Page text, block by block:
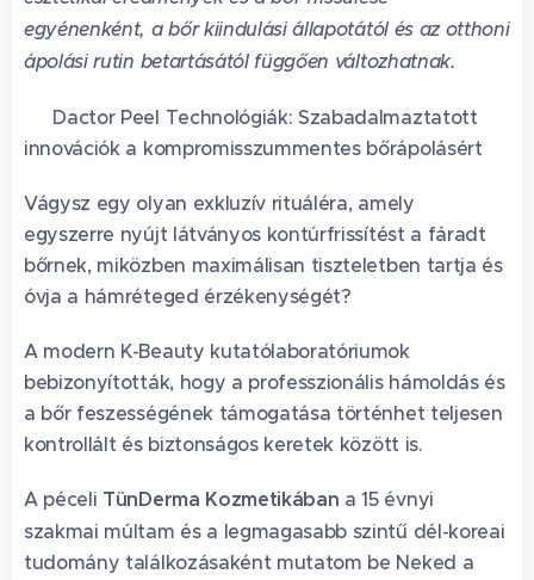
egyénenként, a bőr kiindulási állapotától és az otthoni
ápolási rutin betartásától függően változhatnak.
🔬 Dactor Peel Technológiák: Szabadalmaztatott
innovációk a kompromisszummentes bőrápolásért
Vágysz egy olyan exkluzív rituáléra, amely
egyszerre nyújt látványos kontúrfrissítést a fáradt
bőrnek, miközben maximálisan tiszteletben tartja és
óvja a hámréteged érzékenységét? 🤔
A modern K-Beauty kutatólaboratóriumok
bebizonyították, hogy a professzionális hámoldás és
a bőr feszességének támogatása történhet teljesen
kontrollált és biztonságos keretek között is.
A péceli TünDerma Kozmetikában a 15 évnyi
szakmai múltam és a legmagasabb szintű dél-koreai
tudomány találkozásaként mutatom be Neked a